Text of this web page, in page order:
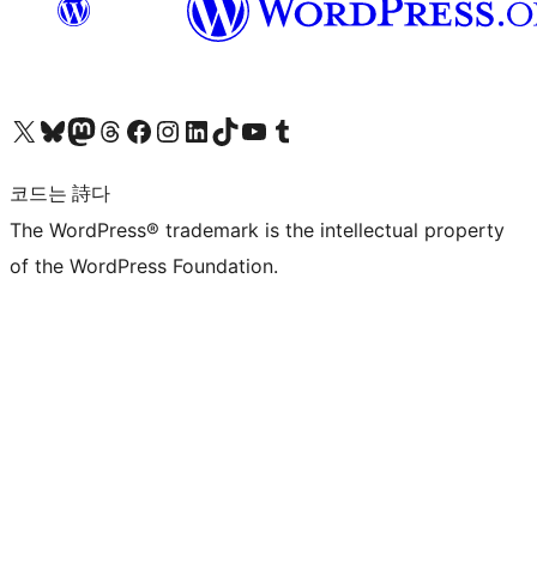
X(이전 트위터) 계정 방문하기블루스카이 계정 방문하기마스토돈 계정 방문하기스레드 계정 방문하기 페이스북 페이지 방문하기인스타그램 계정 방문하기 LinkedIn 계정 방문하기틱톡 계정 방문하기유튜브 채널 방문하기 텀블러 계정 방문하기
코드는 詩다
The WordPress® trademark is the intellectual property
of the WordPress Foundation.